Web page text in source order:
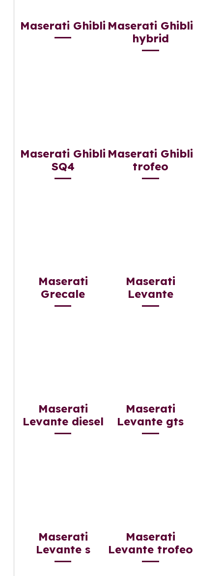
Maserati Ghibli Maserati Ghibli
hybrid
Maserati Ghibli
SQ4
Maserati Ghibli
trofeo
Maserati
Grecale
Maserati
Levante
Maserati
Levante diesel
Maserati
Levante gts
Maserati
Levante s
Maserati
Levante trofeo